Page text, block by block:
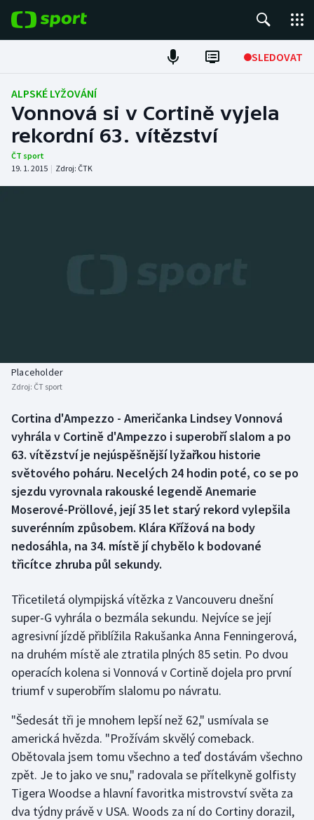
SLEDOVAT
Fotbal
Hokej
Tenis
Atletika
Biatlon
Boby a skeleton
Box
Curling
Dostihy
Florbal
Futsal
Golf
Gymnastika
Házená
Jezdectví
Judo
Krasobruslení
Aplikace ČT sport
AZ kvíz
ALPSKÉ LYŽOVÁNÍ
Vonnová si v Cortině vyjela
rekordní 63. vítězství
ČT sport
19. 1. 2015 | Zdroj: ČTK
Placeholder
Zdroj: ČT sport
Cortina d'Ampezzo - Američanka Lindsey Vonnová
vyhrála v Cortině d'Ampezzo i superobří slalom a po
63. vítězství je nejúspěšnější lyžařkou historie
světového poháru. Necelých 24 hodin poté, co se po
sjezdu vyrovnala rakouské legendě Anemarie
Moserové-Pröllové, její 35 let starý rekord vylepšila
suverénním způsobem. Klára Křížová na body
nedosáhla, na 34. místě jí chybělo k bodované
třicítce zhruba půl sekundy.
Třicetiletá olympijská vítězka z Vancouveru dnešní
super-G vyhrála o bezmála sekundu. Nejvíce se její
agresivní jízdě přiblížila Rakušanka Anna Fenningerová,
na druhém místě ale ztratila plných 85 setin. Po dvou
operacích kolena si Vonnová v Cortině dojela pro první
triumf v superobřím slalomu po návratu.
"Šedesát tři je mnohem lepší než 62," usmívala se
americká hvězda. "Prožívám skvělý comeback.
Obětovala jsem tomu všechno a teď dostávám všechno
zpět. Je to jako ve snu," radovala se přítelkyně golfisty
Tigera Woodse a hlavní favoritka mistrovství světa za
dva týdny právě v USA. Woods za ní do Cortiny dorazil,